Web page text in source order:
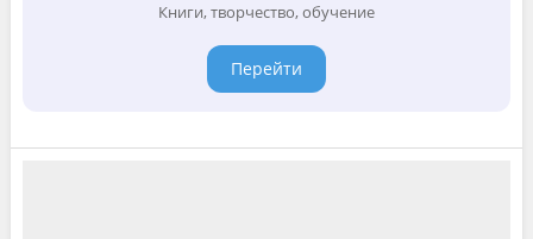
Книги, творчество, обучение
Перейти